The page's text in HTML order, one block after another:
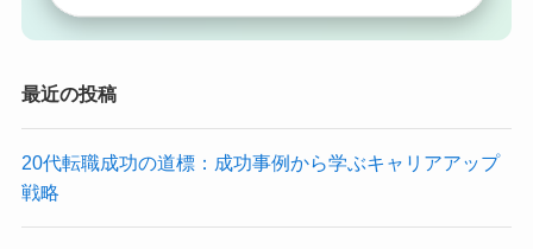
最近の投稿
20代転職成功の道標：成功事例から学ぶキャリアアップ
戦略